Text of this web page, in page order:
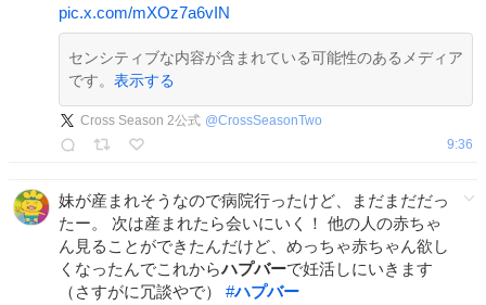
pic.x.com/mXOz7a6vIN
センシティブな内容が含まれている可能性のあるメディア
です。 表示する
Cross Season 2公式 @CrossSeasonTwo
9:36
妹が産まれそうなので病院行ったけど、まだまだだっ
たー。 次は産まれたら会いにいく！ 他の人の赤ちゃ
ん見ることができたんだけど、めっちゃ赤ちゃん欲し
くなったんでこれからハプバーで妊活しにいきます
（さすがに冗談やで） #ハプバー